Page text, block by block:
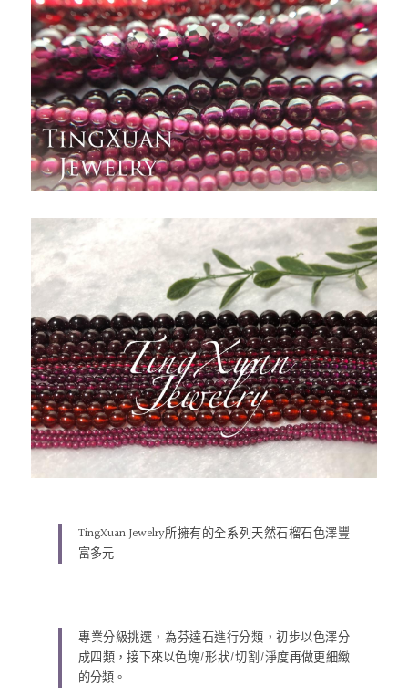
TingXuan Jewelry所擁有的全系列天然石榴石色澤豐
富多元
專業分級挑選，為芬達石進行分類，初步以色澤分
成四類，接下來以色塊/形狀/切割/淨度再做更細緻
的分類。